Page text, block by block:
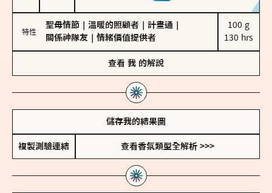
特性
聖母情節 溫暖的照顧者 計畫通
關係神隊友
情緒價值提供者
100 g
130 hrs
查看 我 的解說
儲存我的結果圖
複製測驗連結 查看香氛類型全解析 >>>